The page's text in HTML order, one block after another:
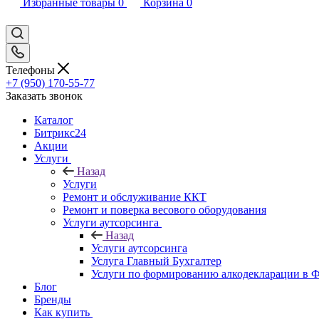
Избранные товары 0 Корзина 0
Телефоны
+7 (950) 170-55-77
Заказать звонок
Каталог
Битрикс24
Акции
Услуги
Назад
Услуги
Ремонт и обслуживание ККТ
Ремонт и поверка весового оборудования
Услуги аутсорсинга
Назад
Услуги аутсорсинга
Услуга Главный Бухгалтер
Услуги по формированию алкодекларации в
Блог
Бренды
Как купить